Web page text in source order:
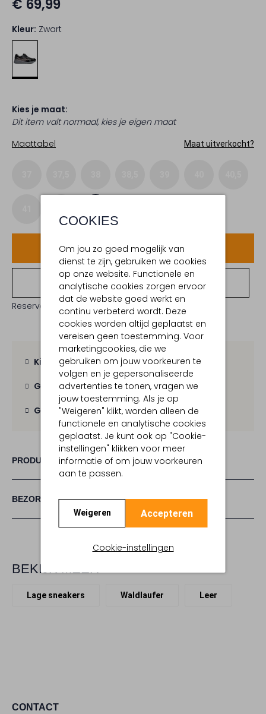
COOKIES
Om jou zo goed mogelijk van
dienst te zijn, gebruiken we cookies
op onze website. Functionele en
analytische cookies zorgen ervoor
dat de website goed werkt en
continu verbeterd wordt. Deze
cookies worden altijd geplaatst en
vereisen geen toestemming. Voor
marketingcookies, die we
gebruiken om jouw voorkeuren te
volgen en je gepersonaliseerde
advertenties te tonen, vragen we
jouw toestemming. Als je op
"Weigeren" klikt, worden alleen de
functionele en analytische cookies
geplaatst. Je kunt ook op "Cookie-
instellingen" klikken voor meer
informatie of om jouw voorkeuren
aan te passen.
Weigeren Accepteren
Cookie-instellingen
€ 69,99
Kleur: Zwart
Kies je maat:
Dit item valt normaal, kies je eigen maat
Maattabel
Maat uitverkocht?
Voeg toe
Bekijk winkelvoorraad
Reserveer direct in een van onze 19 boutiques
Kies zelf je bezorgmoment
Gratis verzending vanaf € 100,-
Gratis retourbinnen 30 dagen
PRODUCT INFORMATIE
BEZORGEN & RETOURNEREN
BEKIJK MEER
Lage sneakers Waldlaufer Leer
CONTACT